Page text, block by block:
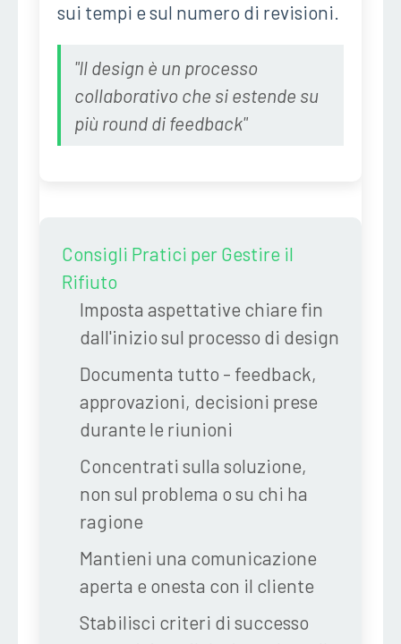
sui tempi e sul numero di revisioni.
"Il design è un processo
collaborativo che si estende su
più round di feedback"
Consigli Pratici per Gestire il
Rifiuto
Imposta aspettative chiare fin
dall'inizio sul processo di design
Documenta tutto - feedback,
approvazioni, decisioni prese
durante le riunioni
Concentrati sulla soluzione,
non sul problema o su chi ha
ragione
Mantieni una comunicazione
aperta e onesta con il cliente
Stabilisci criteri di successo